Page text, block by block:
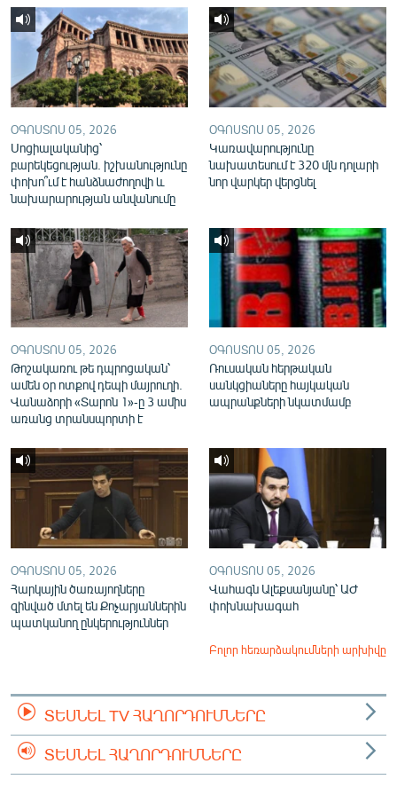
English
Русский
ՀԵՏԵՎԵՔ ՄԵԶ
ՕԳՈՍՏՈՍ 05, 2026
Սոցիալականից՝
բարեկեցության. իշխանությունը
փոխո՞ւմ է հանձնաժողովի և
նախարարության անվանումը
ՕԳՈՍՏՈՍ 05, 2026
Կառավարությունը
նախատեսում է 320 մլն դոլարի
նոր վարկեր վերցնել
ՕԳՈՍՏՈՍ 05, 2026
Թոշակառու թե դպրոցական՝
ամեն օր ոտքով դեպի մայրուղի.
Վանաձորի «Տարոն 1»-ը 3 ամիս
առանց տրանսպորտի է
ՕԳՈՍՏՈՍ 05, 2026
Ռուսական հերթական
սանկցիաները հայկական
ապրանքների նկատմամբ
ՕԳՈՍՏՈՍ 05, 2026
Հարկային ծառայողները
զինված մտել են Քոչարյաններին
պատկանող ընկերություններ
ՕԳՈՍՏՈՍ 05, 2026
Վահագն Ալեքսանյանը՝ ԱԺ
փոխնախագահ
Բոլոր հեռարձակումների արխիվը
ՏԵՍՆԵԼ TV ՀԱՂՈՐԴՈՒՄՆԵՐԸ
ՏԵՍՆԵԼ ՀԱՂՈՐԴՈՒՄՆԵՐԸ